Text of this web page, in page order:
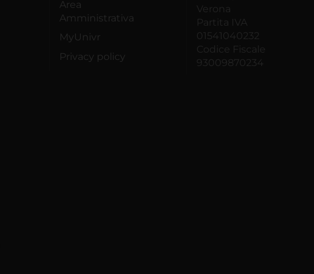
Area
Amministrativa
MyUnivr
Privacy policy
Verona
Partita IVA
01541040232
Codice Fiscale
93009870234